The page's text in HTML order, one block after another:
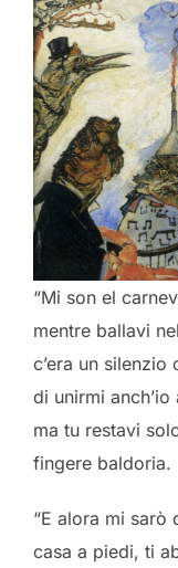
“Mi son el
mentre ballavi
c’era un
di unirmi
ma tu restavi
fingere baldoria.
“E alora mi sarò
casa a piedi, ti